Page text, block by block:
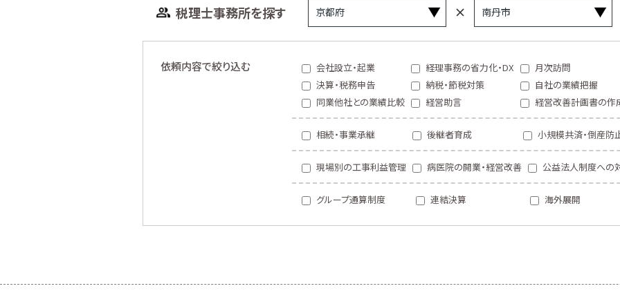
税理士事務所を探す
依頼内容で絞り込む 会社設立・起業 経理事務の省力化・DX
月次訪問
決算・税務申告
納税・節税対策
自社の業績把握
同業他社との業績比較
経営助言 経営改善計画書の作
相続・事業承継 後継者育成 小規模共済・倒産防
現場別の工事利益管理 病医院の開業・経営改善 公益法人制度への
グループ通算制度 連結決算 海外展開